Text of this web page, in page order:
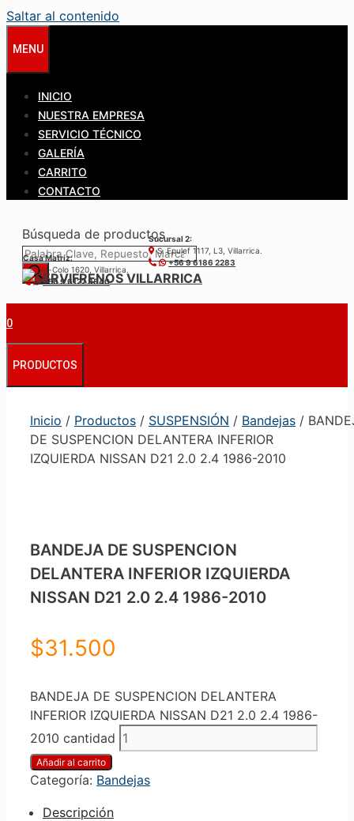
Saltar al contenido
MENU
INICIO
NUESTRA EMPRESA
SERVICIO TÉCNICO
GALERÍA
CARRITO
CONTACTO
Búsqueda de productos
Casa Matríz:
Colo-Colo 1620, Villarrica.
+56 9 6122 3840
Sucursal 2:
S. Epulef 1117, L3, Villarrica.
+56 9 6186 2283
0
PRODUCTOS
Inicio / Productos / SUSPENSIÓN / Bandejas /
DE SUSPENCION DELANTERA INFERIOR
IZQUIERDA NISSAN D21 2.0 2.4 1986-2010
BANDEJA DE SUSPENCION
DELANTERA INFERIOR IZQUIERDA
NISSAN D21 2.0 2.4 1986-2010
$31.500
BANDEJA DE SUSPENCION DELANTERA
INFERIOR IZQUIERDA NISSAN D21 2.0 2.4 1986-
2010 cantidad
Añadir al carrito
Categoría: Bandejas
Descripción